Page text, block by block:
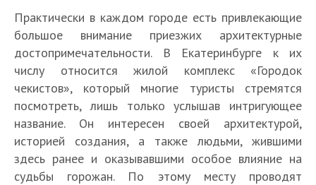
Практически в каждом городе есть привлекающие
большое внимание приезжих архитектурные
достопримечательности. В Екатеринбурге к их
числу относится жилой комплекс «Городок
чекистов», который многие туристы стремятся
посмотреть, лишь только услышав интригующее
название. Он интересен своей архитектурой,
историей создания, а также людьми, жившими
здесь ранее и оказывавшими особое влияние на
судьбы горожан. По этому месту проводят